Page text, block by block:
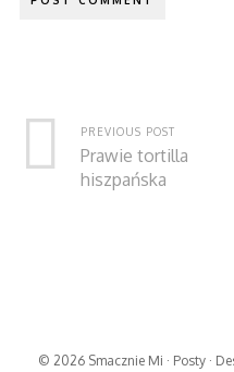
PREVIOUS POST
Prawie tortilla
hiszpańska
© 2026 Smacznie Mi · Posty·